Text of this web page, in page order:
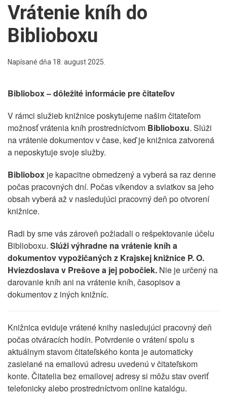
Vrátenie kníh do
Biblioboxu
Napísané dňa 18. august 2025.
Bibliobox – dôležité informácie pre čitateľov
V rámci služieb knižnice poskytujeme našim čitateľom
možnosť vrátenia kníh prostredníctvom Biblioboxu. Slúži
na vrátenie dokumentov v čase, keď je knižnica zatvorená
a neposkytuje svoje služby.
Bibliobox je kapacitne obmedzený a vyberá sa raz denne
počas pracovných dní. Počas víkendov a sviatkov sa jeho
obsah vyberá až v nasledujúci pracovný deň po otvorení
knižnice.
Radi by sme vás zároveň požiadali o rešpektovanie účelu
Biblioboxu. Slúži výhradne na vrátenie kníh a
dokumentov vypožičaných z Krajskej knižnice P. O.
Hviezdoslava v Prešove a jej pobočiek. Nie je určený na
darovanie kníh ani na vrátenie kníh, časopisov a
dokumentov z iných knižníc.
Knižnica eviduje vrátené knihy nasledujúci pracovný deň
počas otváracích hodín. Potvrdenie o vrátení spolu s
aktuálnym stavom čitateľského konta je automaticky
zasielané na emailovú adresu uvedenú v čitateľskom
konte. Čitatelia bez emailovej adresy si môžu stav overiť
telefonicky alebo prostredníctvom online katalógu.